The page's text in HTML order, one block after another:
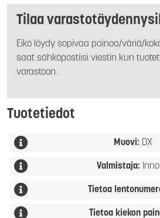
Tilaa
Eikö löydy sopivaa painoa/väriä/
saat sähköpostiisi viestin kun
varastoon.
Tuotetiedot
Muovi: DX
Valmistaja:
Tietoa
Tietoa kiekon